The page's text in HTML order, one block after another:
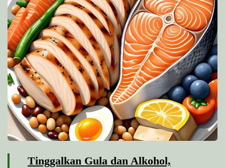
Tinggalkan Gula dan Alkohol,